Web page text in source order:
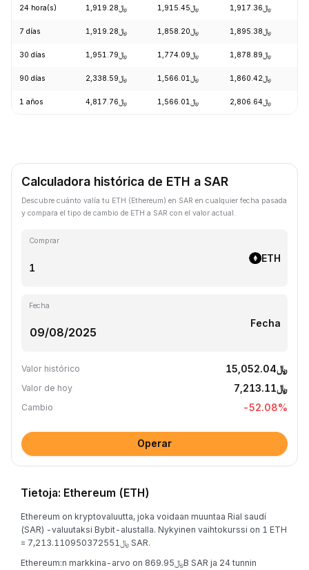
24 hora(s) ﷼1,919.28 ﷼1,915.45 ﷼1,917.36
7 días ﷼1,919.28 ﷼1,858.20 ﷼1,895.38
30 días ﷼1,951.79 ﷼1,774.09 ﷼1,878.89
90 días ﷼2,338.59 ﷼1,566.01 ﷼1,860.42
1 años ﷼4,817.76 ﷼1,566.01 ﷼2,806.64
Calculadora histórica de ETH a SAR
Descubre cuánto valía tu ETH (Ethereum) en SAR en cualquier fecha pasada
y compara el tipo de cambio de ETH a SAR con el valor actual.
Comprar
ETH
Fecha
Fecha
Valor histórico ﷼15,052.04
Valor de hoy ﷼7,213.11
Cambio -52.08%
Operar
Tietoja: Ethereum (ETH)
Ethereum on kryptovaluutta, joka voidaan muuntaa Rial saudí
(SAR) -valuutaksi Bybit-alustalla. Nykyinen vaihtokurssi on 1 ETH
= ﷼7,213.110950372551 SAR.
Ethereum:n markkina-arvo on ﷼869.95B SAR ja 24 tunnin